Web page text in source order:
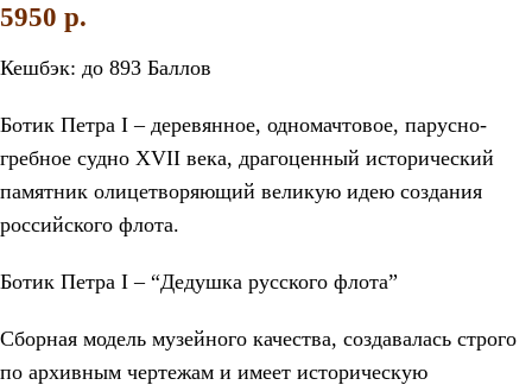
5950 p.
Кешбэк: до 893 Баллов
Ботик Петра I – деревянное, одномачтовое, парусно-
гребное судно XVII века, драгоценный исторический
памятник олицетворяющий великую идею создания
российского флота.
Ботик Петра I – “Дедушка русского флота”
Сборная модель музейного качества, создавалась строго
по архивным чертежам и имеет историческую